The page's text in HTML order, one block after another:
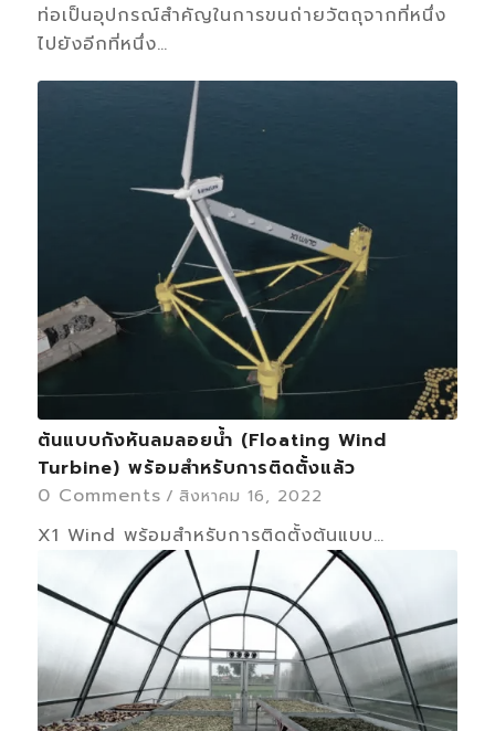
ท่อเป็นอุปกรณ์สำคัญในการขนถ่ายวัตถุจากที่หนึ่ง
ไปยังอีกที่หนึ่ง…
ต้นแบบกังหันลมลอยน้ำ (Floating Wind
Turbine) พร้อมสำหรับการติดตั้งแล้ว
0 Comments / สิงหาคม 16, 2022
X1 Wind พร้อมสำหรับการติดตั้งต้นแบบ…